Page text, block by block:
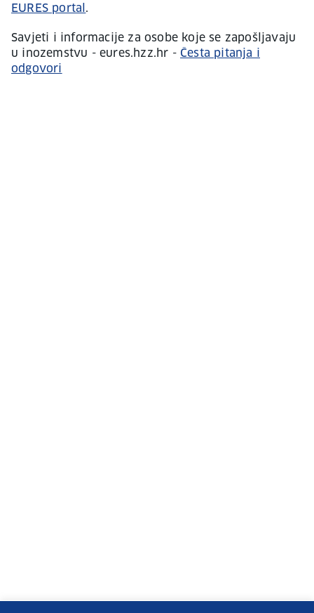
EURES portal .
Savjeti i informacije za osobe koje se zapošljavaju
u inozemstvu - eures.hzz.hr - Česta pitanja i
odgovori